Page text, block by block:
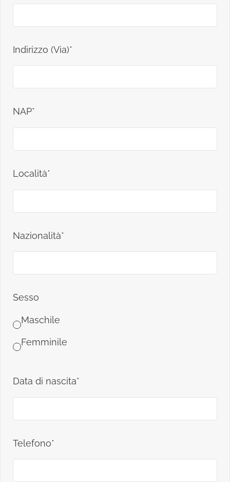
Indirizzo (Via)*
NAP*
Località*
Nazionalità*
Sesso
Maschile
Femminile
Data di nascita*
Telefono*